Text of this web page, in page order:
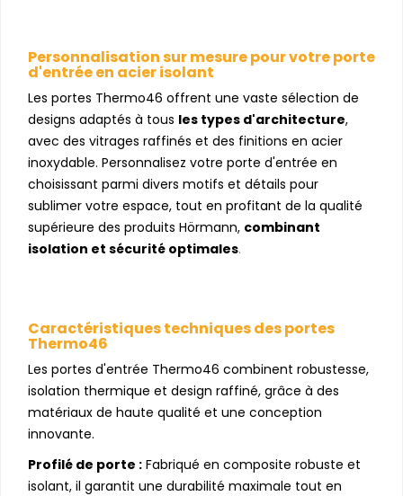
Personnalisation sur mesure pour votre porte
d'entrée en acier isolant
Les portes Thermo46 offrent une vaste sélection de
designs adaptés à tous les types d'architecture,
avec des vitrages raffinés et des finitions en acier
inoxydable. Personnalisez votre porte d'entrée en
choisissant parmi divers motifs et détails pour
sublimer votre espace, tout en profitant de la qualité
supérieure des produits Hörmann, combinant
isolation et sécurité optimales.
Caractéristiques techniques des portes
Thermo46
Les portes d'entrée Thermo46 combinent robustesse,
isolation thermique et design raffiné, grâce à des
matériaux de haute qualité et une conception
innovante.
Profilé de porte : Fabriqué en composite robuste et
isolant, il garantit une durabilité maximale tout en